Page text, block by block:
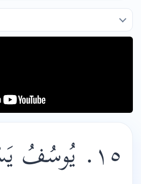
١٥. يُوسُفُ